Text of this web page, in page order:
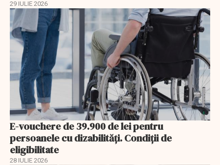
29 IULIE 2026
E-vouchere de 39.900 de lei pentru
persoanele cu dizabilități. Condiții de
eligibilitate
28 IULIE 2026